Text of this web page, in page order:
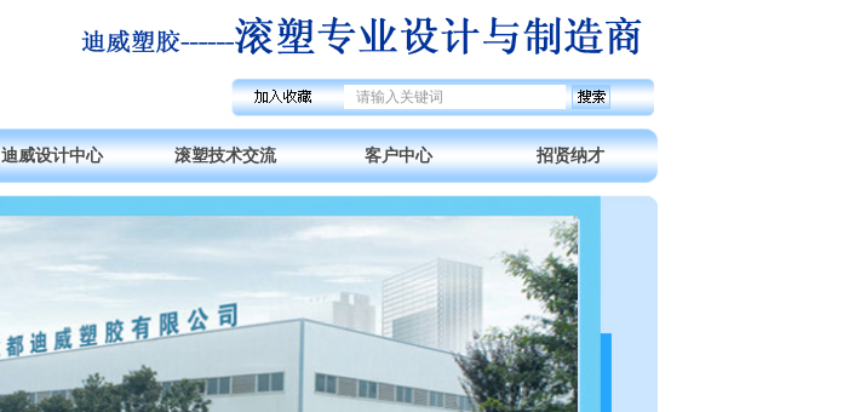
搜索

끠
迪威设计中心 滚塑技术交流 客户中心 招贤纳才